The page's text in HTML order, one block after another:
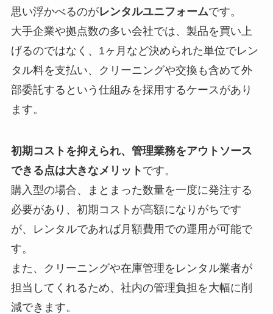
思い浮かべるのがレンタルユニフォームです。
大手企業や拠点数の多い会社では、製品を買い上
げるのではなく、1ヶ月など決められた単位でレン
タル料を支払い、クリーニングや交換も含めて外
部委託するという仕組みを採用するケースがあり
ます。
初期コストを抑えられ、管理業務をアウトソース
できる点は大きなメリット です。
購入型の場合、まとまった数量を一度に発注する
必要があり、初期コストが高額になりがちです
が、レンタルであれば月額費用での運用が可能で
す。
また、クリーニングや在庫管理をレンタル業者が
担当してくれるため、社内の管理負担を大幅に削
減できます。